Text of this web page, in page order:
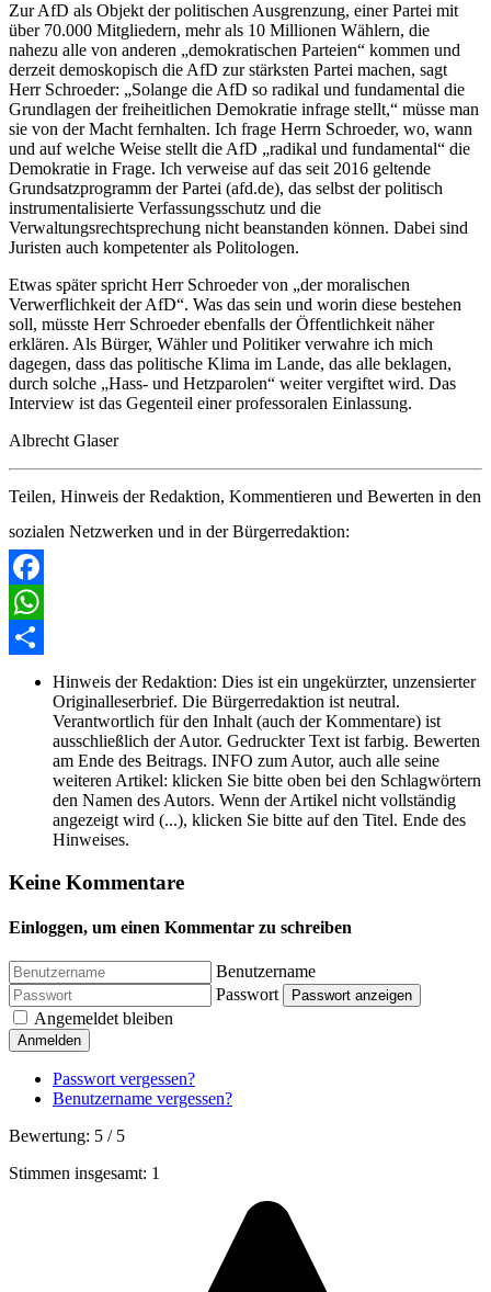
Zur AfD als Objekt der politischen Ausgrenzung, einer Partei mit
über 70.000 Mitgliedern, mehr als 10 Millionen Wählern, die
nahezu alle von anderen „demokratischen Parteien“ kommen und
derzeit demoskopisch die AfD zur stärksten Partei machen, sagt
Herr Schroeder: „Solange die AfD so radikal und fundamental die
Grundlagen der freiheitlichen Demokratie infrage stellt,“ müsse man
sie von der Macht fernhalten. Ich frage Herrn Schroeder, wo, wann
und auf welche Weise stellt die AfD „radikal und fundamental“ die
Demokratie in Frage. Ich verweise auf das seit 2016 geltende
Grundsatzprogramm der Partei (afd.de), das selbst der politisch
instrumentalisierte Verfassungsschutz und die
Verwaltungsrechtsprechung nicht beanstanden können. Dabei sind
Juristen auch kompetenter als Politologen.
Etwas später spricht Herr Schroeder von „der moralischen
Verwerflichkeit der AfD“. Was das sein und worin diese bestehen
soll, müsste Herr Schroeder ebenfalls der Öffentlichkeit näher
erklären. Als Bürger, Wähler und Politiker verwahre ich mich
dagegen, dass das politische Klima im Lande, das alle beklagen,
durch solche „Hass- und Hetzparolen“ weiter vergiftet wird. Das
Interview ist das Gegenteil einer professoralen Einlassung.
Albrecht Glaser
Teilen, Hinweis der Redaktion, Kommentieren und Bewerten in den
sozialen Netzwerken und in der Bürgerredaktion:
Facebook
WhatsApp
Hinweis der Redaktion: Dies ist ein ungekürzter, unzensierter
Originalleserbrief. Die Bürgerredaktion ist neutral.
Verantwortlich für den Inhalt (auch der Kommentare) ist
ausschließlich der Autor. Gedruckter Text ist farbig. Bewerten
am Ende des Beitrags. INFO zum Autor, auch alle seine
weiteren Artikel: klicken Sie bitte oben bei den Schlagwörtern
den Namen des Autors. Wenn der Artikel nicht vollständig
angezeigt wird (...), klicken Sie bitte auf den Titel. Ende des
Hinweises.
Keine Kommentare
Einloggen, um einen Kommentar zu schreiben
Benutzername
Passwort
Passwort anzeigen
Angemeldet bleiben
Anmelden
Passwort vergessen?
Benutzername vergessen?
Bewertung: 5 / 5
Stimmen insgesamt: 1